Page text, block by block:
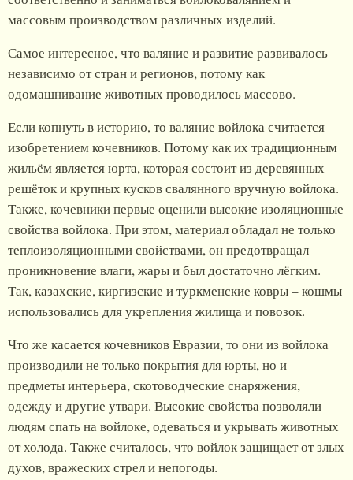
массовым производством различных изделий.
Самое интересное, что валяние и развитие развивалось
независимо от стран и регионов, потому как
одомашнивание животных проводилось массово.
Если копнуть в историю, то валяние войлока считается
изобретением кочевников. Потому как их традиционным
жильём является юрта, которая состоит из деревянных
решёток и крупных кусков свалянного вручную войлока.
Также, кочевники первые оценили высокие изоляционные
свойства войлока. При этом, материал обладал не только
теплоизоляционными свойствами, он предотвращал
проникновение влаги, жары и был достаточно лёгким.
Так, казахские, киргизские и туркменские ковры – кошмы
использовались для укрепления жилища и повозок.
Что же касается кочевников Евразии, то они из войлока
производили не только покрытия для юрты, но и
предметы интерьера, скотоводческие снаряжения,
одежду и другие утвари. Высокие свойства позволяли
людям спать на войлоке, одеваться и укрывать животных
от холода. Также считалось, что войлок защищает от злых
духов, вражеских стрел и непогоды.